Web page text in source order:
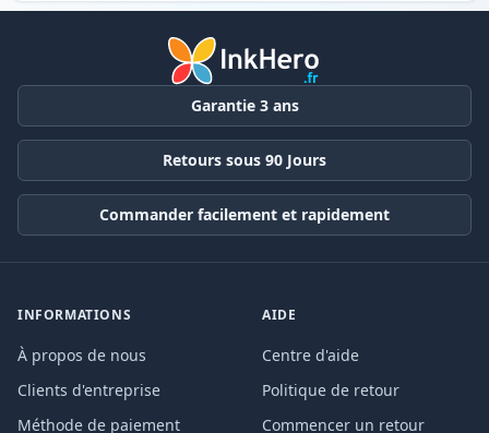
Garantie 3 ans
Retours sous 90 Jours
Commander facilement et rapidement
INFORMATIONS
À propos de nous
Clients d'entreprise
Méthode de paiement
AIDE
Centre d'aide
Politique de retour
Commencer un retour